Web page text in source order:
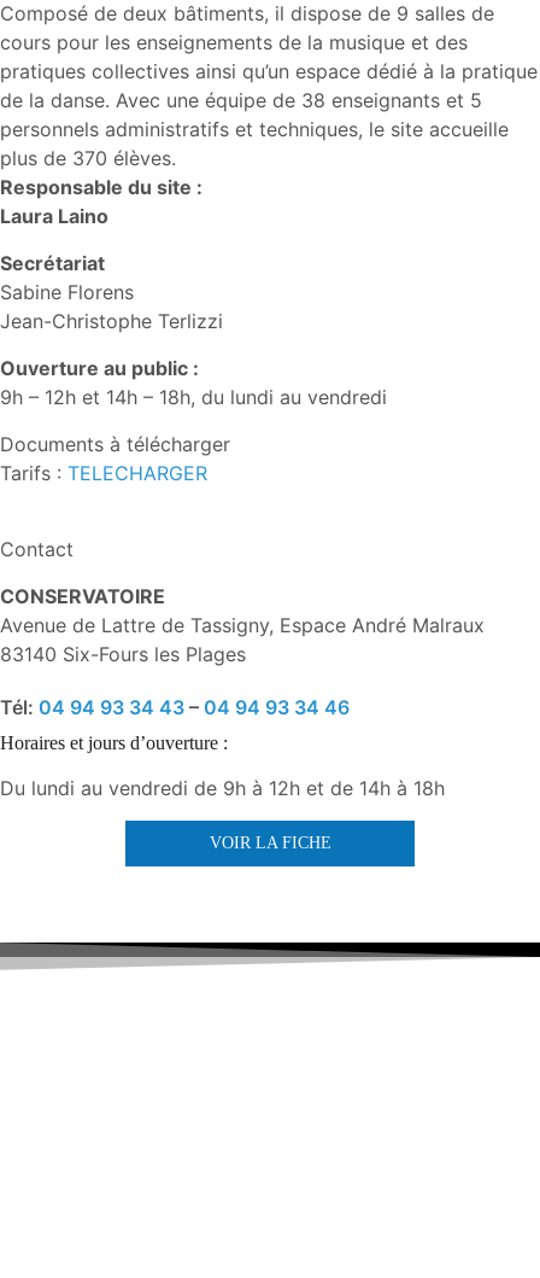
Composé de deux bâtiments, il dispose de 9 salles de
cours pour les enseignements de la musique et des
pratiques collectives ainsi qu’un espace dédié à la pratique
de la danse. Avec une équipe de 38 enseignants et 5
personnels administratifs et techniques, le site accueille
plus de 370 élèves.
Responsable du site :
Laura Laino
Secrétariat
Sabine Florens
Jean-Christophe Terlizzi
Ouverture au public :
9h – 12h et 14h – 18h, du lundi au vendredi
Documents à télécharger
Tarifs : TELECHARGER
Contact
CONSERVATOIRE
Avenue de Lattre de Tassigny, Espace André Malraux
83140 Six-Fours les Plages
Tél: 04 94 93 34 43 – 04 94 93 34 46
Horaires et jours d’ouverture :
Du lundi au vendredi de 9h à 12h et de 14h à 18h
VOIR LA FICHE